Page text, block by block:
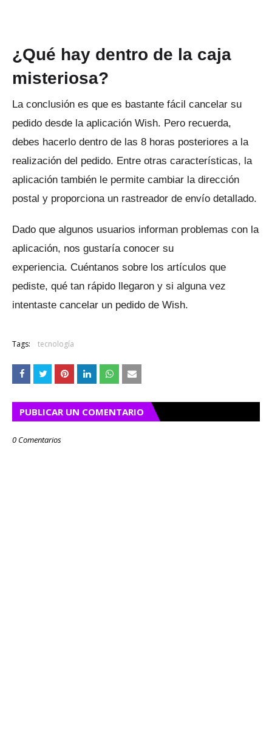
¿Qué hay dentro de la caja
misteriosa?
La conclusión es que es bastante fácil cancelar su
pedido desde la aplicación Wish. Pero recuerda,
debes hacerlo dentro de las 8 horas posteriores a la
realización del pedido. Entre otras características, la
aplicación también le permite cambiar la dirección
postal y proporciona un rastreador de envío detallado.
Dado que algunos usuarios informan problemas con la
aplicación, nos gustaría conocer su
experiencia. Cuéntanos sobre los artículos que
pediste, qué tan rápido llegaron y si alguna vez
intentaste cancelar un pedido de Wish.
Tags: tecnología
PUBLICAR UN COMENTARIO
0 Comentarios